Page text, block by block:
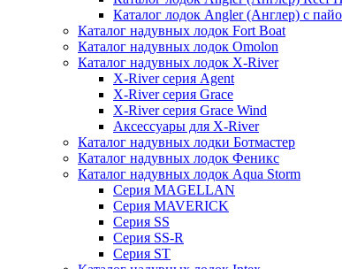
Каталог лодок Angler (Англер) с
Каталог надувных лодок Fort Boat
Каталог надувных лодок Omolon
Каталог надувных лодок X-River
X-River серия Agent
X-River серия Grace
X-River серия Grace Wind
Аксессуары для X-River
Каталог надувных лодки Ботмастер
Каталог надувных лодок Феникc
Каталог надувных лодок Aqua Storm
Серия MAGELLAN
Серия MAVERICK
Серия SS
Серия SS-R
Серия ST